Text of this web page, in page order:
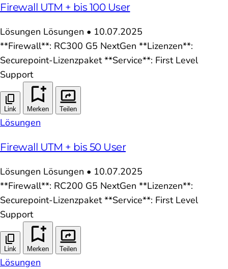
Firewall UTM + bis 100 User
Lösungen Lösungen • 10.07.2025
**Firewall**: RC300 G5 NextGen **Lizenzen**:
Securepoint-Lizenzpaket **Service**: First Level
Support
Link Merken Teilen
Lösungen
Firewall UTM + bis 50 User
Lösungen Lösungen • 10.07.2025
**Firewall**: RC200 G5 NextGen **Lizenzen**:
Securepoint-Lizenzpaket **Service**: First Level
Support
Link Merken Teilen
Lösungen